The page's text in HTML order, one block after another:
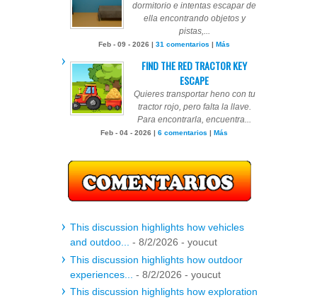
dormitorio e intentas escapar de
ella encontrando objetos y
pistas,...
Feb - 09 - 2026 | 31 comentarios | Más
FIND THE RED TRACTOR KEY
ESCAPE
Quieres transportar heno con tu
tractor rojo, pero falta la llave.
Para encontrarla, encuentra...
Feb - 04 - 2026 | 6 comentarios | Más
This discussion highlights how vehicles
and outdoo...
- 8/2/2026 - youcut
This discussion highlights how outdoor
experiences...
- 8/2/2026 - youcut
This discussion highlights how exploration